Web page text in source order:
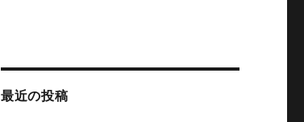
最近の投稿